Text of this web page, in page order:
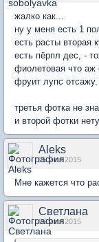
жалко как...
ну у меня есть 1
есть расты вторая
есть пёрпл дес, -
фиолетовая что аж
фруит лупс отсажу.
третья фотка не
и второй фотки
Aleks
05 июл 2015
Мне кажется что
Светлана
06 июл 2015